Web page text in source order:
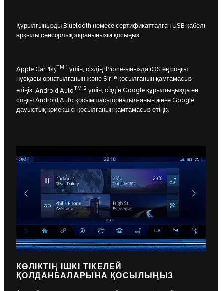
Құрылғыңызды Bluetooth немесе сертификатталған USB кабелі
арқылы сенсорлық экраныңызға қосыңыз.
Apple CarPlayTM 1 үшін, сіздің iPhone-ыңызда iOS ең соңғы
нұсқасы орнатылғанын және Siri ® қосылғанын қамтамасыз
етіңіз. Android AutoTM 2 үшін, сіздің Google құрылғыңызда ең
соңғы Android Auto қосымшасы орнатылғанын және Google
дауыстық көмекшісі қосылғанын қамтамасыз етіңіз.
КӨЛІКТІҢ ІШКІ ТІКЕЛЕЙ
ҚОЛДАНБАЛАРЫНА ҚОСЫЛЫҢЫЗ